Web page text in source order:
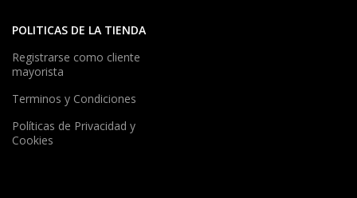
POLITICAS DE LA TIENDA
Registrarse como cliente
mayorista
Terminos y Condiciones
Políticas de Privacidad y
Cookies